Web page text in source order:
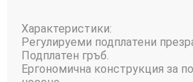
Характеристики:
Регулируеми подплатени
Подплатен гръб.
Ергономична конструкция за